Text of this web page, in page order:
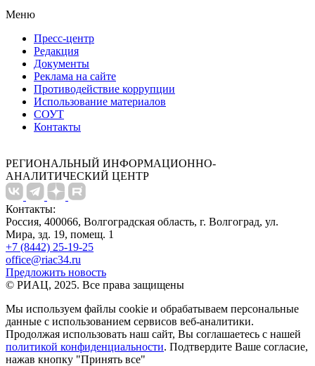
Меню
Пресс-центр
Редакция
Документы
Реклама на сайте
Противодействие коррупции
Использование материалов
СОУТ
Контакты
РЕГИОНАЛЬНЫЙ ИНФОРМАЦИОННО-
АНАЛИТИЧЕСКИЙ ЦЕНТР
Контакты:
Россия, 400066, Волгоградская область, г. Волгоград, ул.
Мира, зд. 19, помещ. 1
+7 (8442) 25-19-25
office@riac34.ru
Предложить новость
© РИАЦ, 2025. Все права защищены
Мы используем файлы сookie и обрабатываем персональные
данные с использованием сервисов веб-аналитики.
Продолжая использовать наш сайт, Вы соглашаетесь с нашей
политикой конфиденциальности. Подтвердите Ваше согласие,
нажав кнопку "Принять все"